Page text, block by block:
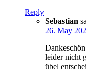
Reply
Sebastian
26. May
leider nicht
übel